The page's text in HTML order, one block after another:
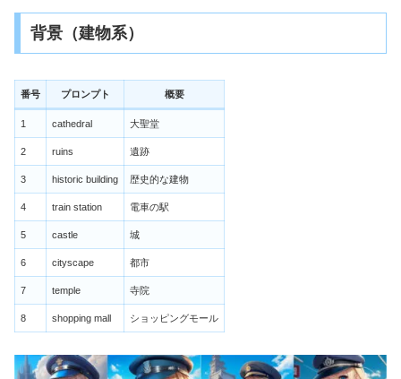
背景（建物系）
番号 プロンプト 概要
1 cathedral 大聖堂
2 ruins 遺跡
3 historic building 歴史的な建物
4 train station 電車の駅
5 castle 城
6 cityscape 都市
7 temple 寺院
8 shopping mall ショッピングモール